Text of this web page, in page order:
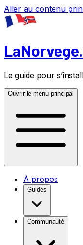
Aller au contenu
Le guide pour
Ouvrir le menu principal
À propos
Guides
Communauté